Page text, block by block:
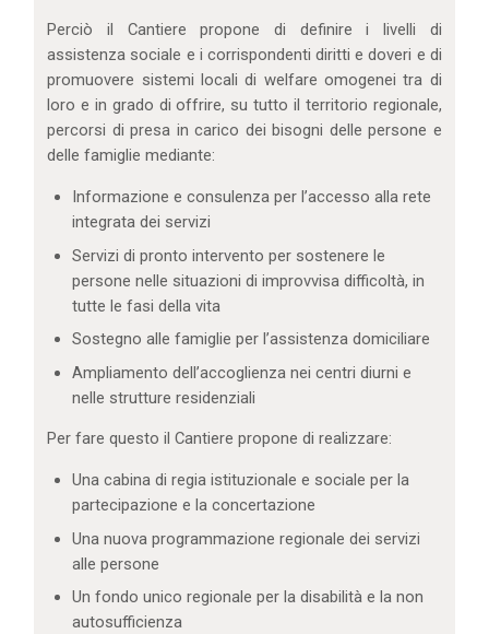
Perciò il Cantiere propone di definire i livelli di
assistenza sociale e i corrispondenti diritti e doveri e di
promuovere sistemi locali di welfare omogenei tra di
loro e in grado di offrire, su tutto il territorio regionale,
percorsi di presa in carico dei bisogni delle persone e
delle famiglie mediante:
Informazione e consulenza per l’accesso alla rete
integrata dei servizi
Servizi di pronto intervento per sostenere le
persone nelle situazioni di improvvisa difficoltà, in
tutte le fasi della vita
Sostegno alle famiglie per l’assistenza domiciliare
Ampliamento dell’accoglienza nei centri diurni e
nelle strutture residenziali
Per fare questo il Cantiere propone di realizzare:
Una cabina di regia istituzionale e sociale per la
partecipazione e la concertazione
Una nuova programmazione regionale dei servizi
alle persone
Un fondo unico regionale per la disabilità e la non
autosufficienza